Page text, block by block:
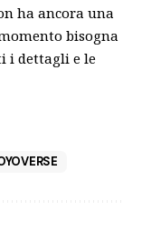
ha ancora una
bisogna
i dettagli e le